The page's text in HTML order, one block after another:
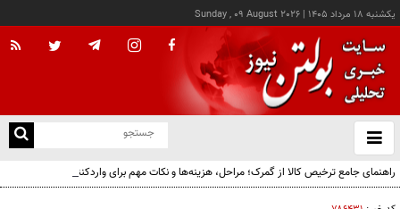
يکشنبه ۱۸ مرداد ۱۴۰۵ |
Sunday , 09 August 2026
باز
و
راهنمای جامع ترخیص کالا از گمرک؛ مراحل، هزینه‌ها و نکات مهم برای واردکنندگان